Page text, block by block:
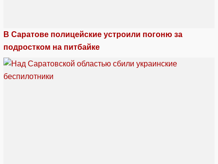
В Саратове полицейские устроили погоню за
подростком на питбайке